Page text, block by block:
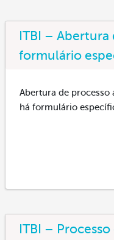
ITBI – Abertura
formulário
Abertura de
há formulário
ITBI –